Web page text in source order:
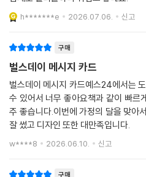
h*******e 2026.07.06. 신고
구매
벌스데이 메시지 카드
벌스데이 메시지 카드예스24에서는
수 있어서 너무 좋아요책과 같이 빠르
주 좋습니다.이번에 가정의 달을 맞아
잘 썼고 디자인 또한 대만족입니다.
w****8 2026.06.10. 신고
구매